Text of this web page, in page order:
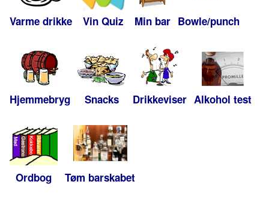
Varme drikke Vin Quiz Min bar Bowle/punch
Hjemmebryg Snacks Drikkeviser Alkohol test
Ordbog Tøm barskabet